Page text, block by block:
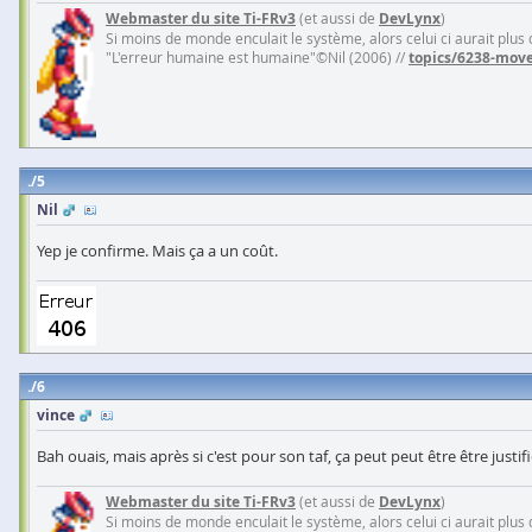
Webmaster du site Ti-FRv3(et aussi de DevLynx)
Si moins de monde enculait le système, alors celui ci aurait
"L'erreur humaine est humaine"©Nil (2006) //topics/6238-
5
Nil
Yep je confirme. Mais ça a un coût.
6
vince
Bah ouais, mais après si c'est pour son taf, ça peut peut être être
Webmaster du site Ti-FRv3(et aussi de DevLynx)
Si moins de monde enculait le système, alors celui ci aurait